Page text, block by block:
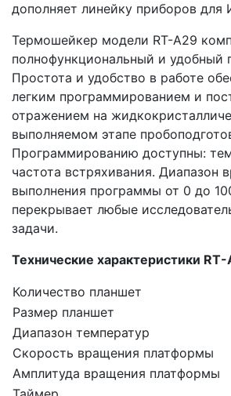
дополняет линейку приборов для
Термошейкер модели RT-A29
полнофункциональный и удобный
Простота и удобство в работе
легким программированием и
отражением на
выполняемом этапе
Программированию доступны:
частота встряхивания. Диапазон
выполнения программы от 0 до
перекрывает любые
задачи.
Технические характеристики
Количество планшет
Размер планшет
Диапазон температур
Скорость вращения платформы
Амплитуда вращения платформы